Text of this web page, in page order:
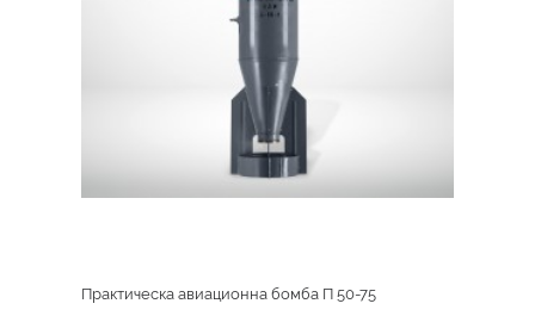
Практическа авиационна бомба П 50-75